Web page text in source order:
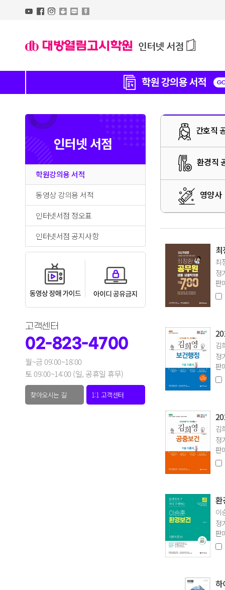
인터넷 서점
학원강의용 서적
동영상 강의용 서적
인터넷서점 정오표
인터넷서점 공지사항
고객센터
02-823-4700
월~금 09:00~18:00
토 09:00~14:00 (일, 공휴일 휴무)
찾아오시는 길 1:1 고객센터
간호직
환경직
영양사
최
정
판
김
정
판
김
정
판
환
이
정
판
하